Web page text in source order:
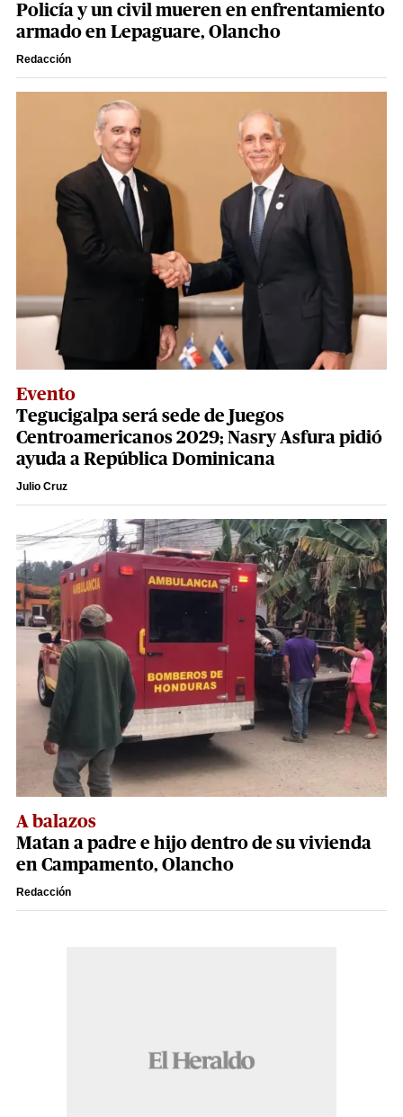
Policía y un civil mueren en enfrentamiento
armado en Lepaguare, Olancho
Redacción
Evento
Tegucigalpa será sede de Juegos
Centroamericanos 2029; Nasry Asfura pidió
ayuda a República Dominicana
Julio Cruz
A balazos
Matan a padre e hijo dentro de su vivienda
en Campamento, Olancho
Redacción